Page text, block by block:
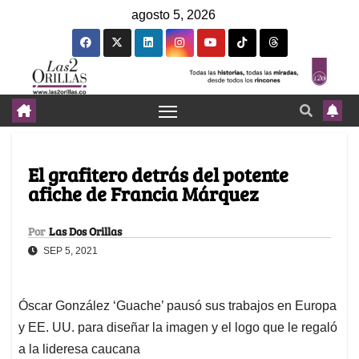
agosto 5, 2026
El grafitero detrás del potente
afiche de Francia Márquez
Por Las Dos Orillas
SEP 5, 2021
Óscar González ‘Guache’ pausó sus trabajos en Europa
y EE. UU. para diseñar la imagen y el logo que le regaló
a la lideresa caucana